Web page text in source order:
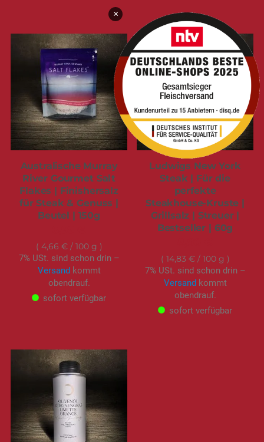
Australische Murray
River Gourmet Salt
Flakes | Finishersalz
für Steak & Genuss |
Beutel | 150g
4,66 €/ 100 g
7% USt. sind schon drin –
Versandkommt
obendrauf.
sofort verfügbar
Ludwigs New York
Steak | Für die
perfekte
Steakhouse-Kruste |
Grillsalz | Streuer |
Bestseller | 60g
14,83 €/ 100 g
7% USt. sind schon drin –
Versandkommt
obendrauf.
sofort verfügbar
×